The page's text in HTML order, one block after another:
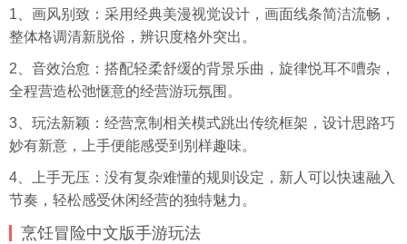
1、画风别致：采用经典美漫视觉设计，画面线条简洁流畅，
整体格调清新脱俗，辨识度格外突出。
2、音效治愈：搭配轻柔舒缓的背景乐曲，旋律悦耳不嘈杂，
全程营造松弛惬意的经营游玩氛围。
3、玩法新颖：经营烹制相关模式跳出传统框架，设计思路巧
妙有新意，上手便能感受到别样趣味。
4、上手无压：没有复杂难懂的规则设定，新人可以快速融入
节奏，轻松感受休闲经营的独特魅力。
烹饪冒险中文版手游玩法